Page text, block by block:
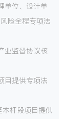
单位、设计单
险全程专项法
业监督协议核
目提供专项法
木杆段项目提供